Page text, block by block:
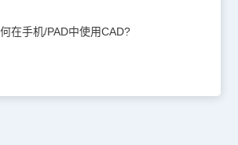
在手机/PAD中使用CAD?